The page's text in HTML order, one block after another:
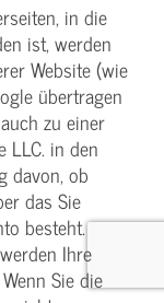
in die
ist, werden
Website (wie
übertragen
zu einer
LLC. in den
davon, ob
das Sie
besteht.
Ihre
Sie die